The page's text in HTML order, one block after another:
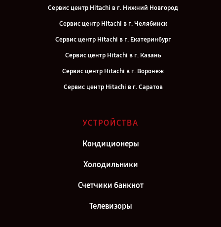
Сервис центр Hitachi в г. Нижний Новгород
Сервис центр Hitachi в г. Челябинск
Сервис центр Hitachi в г. Екатеринбург
Сервис центр Hitachi в г. Казань
Сервис центр Hitachi в г. Воронеж
Сервис центр Hitachi в г. Саратов
Сервис центр Hitachi в г. Киров
Сервис центр Hitachi в г. Санкт-Петербург
УСТРОЙСТВА
Кондиционеры
Холодильники
Счетчики банкнот
Телевизоры